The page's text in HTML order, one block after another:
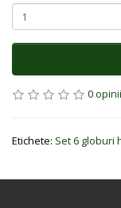
0 opinii
Etichete: Set 6 globuri